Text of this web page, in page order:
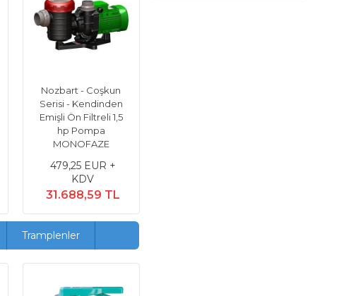
+ KDV
TL
1.207,00 EUR + KDV
79.808,29 TL
Nozbart - Coşkun
Serisi - Kendinden
Emişli Ön Filtreli 1,5
hp Pompa
MONOFAZE
479,25 EUR +
KDV
31.688,59 TL
Tramplenler